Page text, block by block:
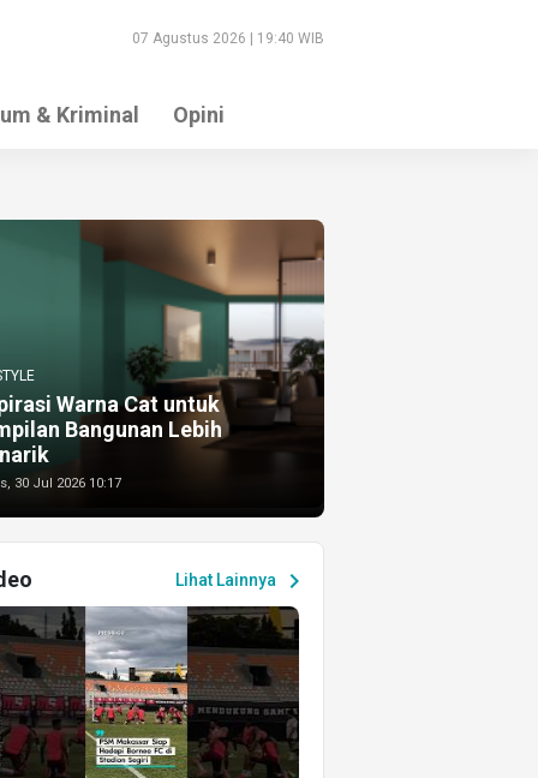
07 Agustus 2026 | 19:40 WIB
& Kriminal Opini
Warna Cat untuk
Bangunan Lebih
30 Jul 2026 10:17
Lihat Lainnya chevron_right